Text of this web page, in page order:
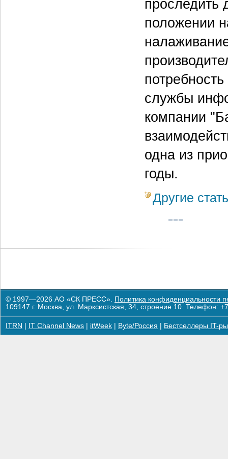
проследить
положении
службы
компании
одна из
годы.
Другие
© 1997—2026 АО «СК ПРЕСС». Политика конфиденциальности
109147 г. Москва, ул. Марксистская, 34, строение 10. Телефон:
ITRN IT Channel News itWeek Byte/Россия Бестселлеры IT-